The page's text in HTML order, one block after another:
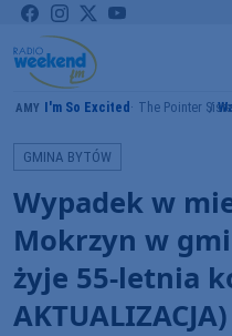
I'm So Excited The Pointer
GMINA BYTÓW
Wypadek w
Mokrzyn w
żyje 55-letnia
AKTUALIZACJA)